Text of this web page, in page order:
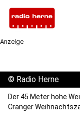
Anzeige
© Radio Herne
Der 45 Meter hohe
Cranger